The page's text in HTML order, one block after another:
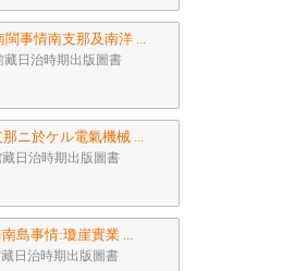
閩事情南支那及南洋 ...
藏日治時期出版圖書
那ニ於ケル電氣機械 ...
日治時期出版圖書
島事情:瓊崖實業 ...
日治時期出版圖書